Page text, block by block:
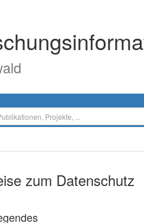
zum Datenschutz